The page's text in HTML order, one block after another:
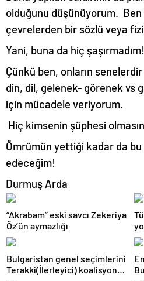
olduğunu düşünüyorum.
çevrelerden bir sözlü veya
Yani, buna da hiç şaşırmadım!
Çünkü ben, onların
din, dil, gelenek- görenek vs
için mücadele veriyorum.
Hiç kimsenin şüphesi
Ömrümün yettiği kadar da
edeceğim!
Durmuş Arda
“Akrabam” eski savcı Zekeriya
Öz’ün aymazlığı
Bulgaristan genel seçimlerini
Terakki(İlerleyici) koalisyonu